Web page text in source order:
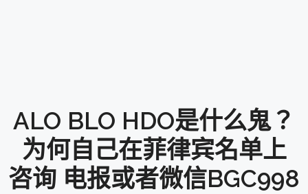
ALO BLO HDO是什么鬼？
为何自己在菲律宾名单上
咨询 电报或者微信BGC998